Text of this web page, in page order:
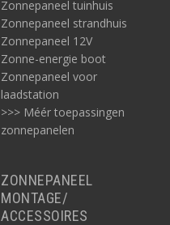
Zonnepaneel tuinhuis
Zonnepaneel strandhuis
Zonnepaneel 12V
Zonne-energie boot
Zonnepaneel voor
laadstation
>>> Méér toepassingen
zonnepanelen
ZONNEPANEEL
MONTAGE/
ACCESSOIRES